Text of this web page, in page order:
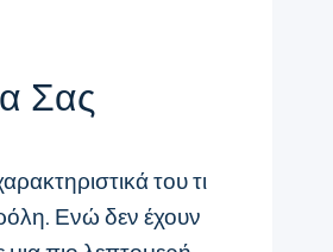
Σας
του τι
Ενώ δεν έχουν